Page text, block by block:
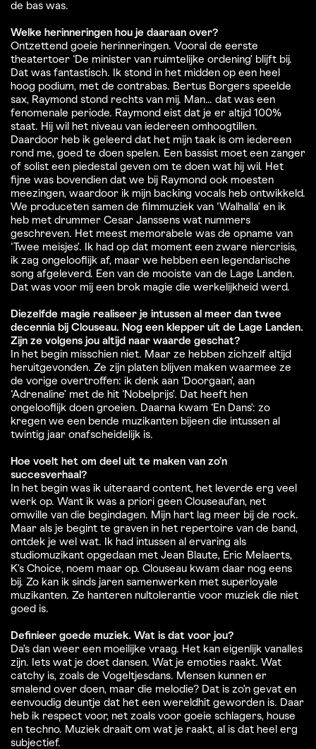
de bas was.
Welke herinneringen hou je daaraan over?
Ontzettend goeie herinneringen. Vooral de eerste
theatertoer ‘De minister van ruimtelijke ordening’ blijft bij.
Dat was fantastisch. Ik stond in het midden op een heel
hoog podium, met de contrabas. Bertus Borgers speelde
sax, Raymond stond rechts van mij. Man... dat was een
fenomenale periode. Raymond eist dat je er altijd 100%
staat. Hij wil het niveau van iedereen omhoogtillen.
Daardoor heb ik geleerd dat het mijn taak is om iedereen
rond me, goed te doen spelen. Een bassist moet een zanger
of solist een piedestal geven om te doen wat hij wil. Het
fijne was bovendien dat we bij Raymond ook moesten
meezingen, waardoor ik mijn backing vocals heb ontwikkeld.
We produceten samen de filmmuziek van ‘Walhalla’ en ik
heb met drummer Cesar Janssens wat nummers
geschreven. Het meest memorabele was de opname van
‘Twee meisjes’. Ik had op dat moment een zware niercrisis,
ik zag ongelooflijk af, maar we hebben een legendarische
song afgeleverd. Een van de mooiste van de Lage Landen.
Dat was voor mij een brok magie die werkelijkheid werd.
Diezelfde magie realiseer je intussen al meer dan twee
decennia bij Clouseau. Nog een klepper uit de Lage Landen.
Zijn ze volgens jou altijd naar waarde geschat?
In het begin misschien niet. Maar ze hebben zichzelf altijd
heruitgevonden. Ze zijn platen blijven maken waarmee ze
de vorige overtroffen: ik denk aan ‘Doorgaan’, aan
‘Adrenaline’ met de hit ‘Nobelprijs’. Dat heeft hen
ongelooflijk doen groeien. Daarna kwam ‘En Dans’: zo
kregen we een bende muzikanten bijeen die intussen al
twintig jaar onafscheidelijk is.
Hoe voelt het om deel uit te maken van zo’n
succesverhaal?
In het begin was ik uiteraard content, het leverde erg veel
werk op. Want ik was a priori geen Clouseaufan, net
omwille van die begindagen. Mijn hart lag meer bij de rock.
Maar als je begint te graven in het repertoire van de band,
ontdek je wel wat. Ik had intussen al ervaring als
studiomuzikant opgedaan met Jean Blaute, Eric Melaerts,
K’s Choice, noem maar op. Clouseau kwam daar nog eens
bij. Zo kan ik sinds jaren samenwerken met superloyale
muzikanten. Ze hanteren nultolerantie voor muziek die niet
goed is.
Definieer goede muziek. Wat is dat voor jou?
Da’s dan weer een moeilijke vraag. Het kan eigenlijk vanalles
zijn. Iets wat je doet dansen. Wat je emoties raakt. Wat
catchy is, zoals de Vogeltjesdans. Mensen kunnen er
smalend over doen, maar die melodie? Dat is zo’n gevat en
eenvoudig deuntje dat het een wereldhit geworden is. Daar
heb ik respect voor, net zoals voor goeie schlagers, house
en techno. Muziek draait om wat je raakt, al is dat heel erg
subjectief.